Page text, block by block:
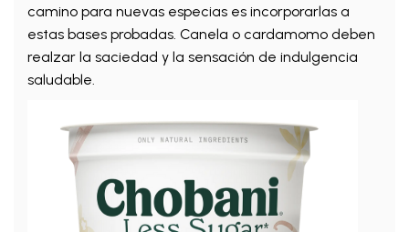
camino para nuevas especias es incorporarlas a
estas bases probadas. Canela o cardamomo deben
realzar la saciedad y la sensación de indulgencia
saludable.